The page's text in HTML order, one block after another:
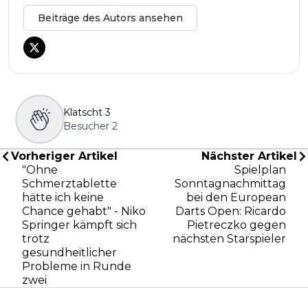
Beiträge des Autors ansehen
Klatscht 3
Besucher 2
Vorheriger Artikel
"Ohne
Schmerztablette
hätte ich keine
Chance gehabt" - Niko
Springer kämpft sich
trotz
gesundheitlicher
Probleme in Runde
zwei
Nächster Artikel
Spielplan
Sonntagnachmittag
bei den European
Darts Open: Ricardo
Pietreczko gegen
nächsten Starspieler